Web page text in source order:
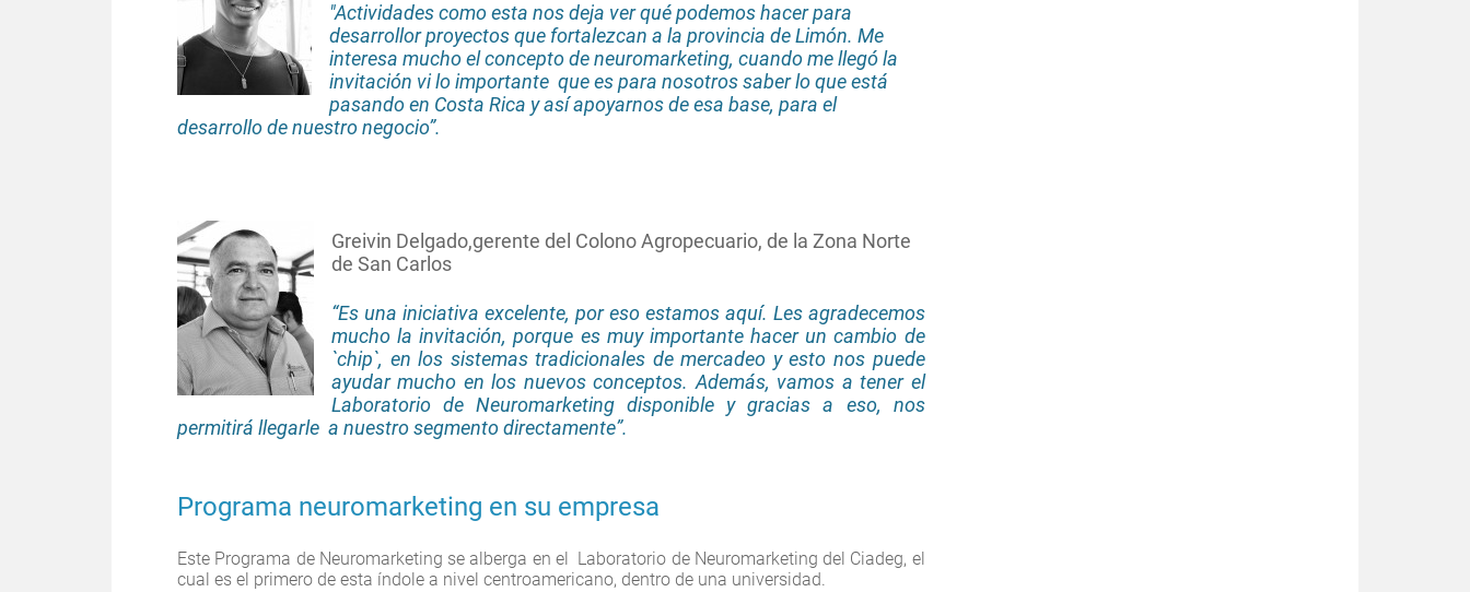
"Actividades como esta nos deja ver qué podemos hacer para
desarrollor proyectos que fortalezcan a la provincia de Limón. Me
interesa mucho el concepto de neuromarketing, cuando me llegó la
invitación vi lo importante que es para nosotros saber lo que está
pasando en Costa Rica y así apoyarnos de esa base, para el
desarrollo de nuestro negocio”.
Greivin Delgado,gerente del Colono Agropecuario, de la Zona Norte
de San Carlos
“Es una iniciativa excelente, por eso estamos aquí. Les agradecemos
mucho la invitación, porque es muy importante hacer un cambio de
`chip`, en los sistemas tradicionales de mercadeo y esto nos puede
ayudar mucho en los nuevos conceptos. Además, vamos a tener el
Laboratorio de Neuromarketing disponible y gracias a eso, nos
permitirá llegarle a nuestro segmento directamente”.
Programa neuromarketing en su empresa
Este Programa de Neuromarketing se alberga en el Laboratorio de Neuromarketing del Ciadeg, el
cual es el primero de esta índole a nivel centroamericano, dentro de una universidad.